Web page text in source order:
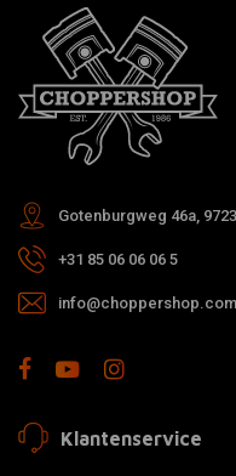
Gotenburgweg 46a,
+31 85 06 06 06 5
info@choppershop.com
Klantenservice